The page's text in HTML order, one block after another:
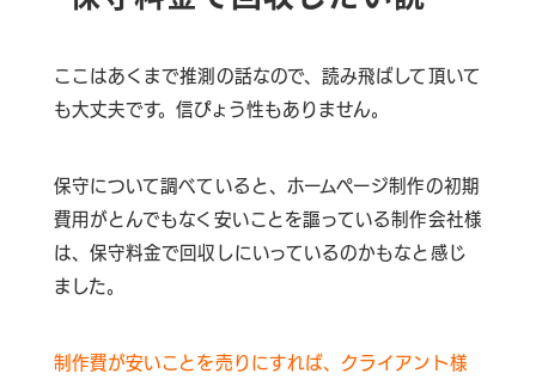
ここはあくまで推測の話なので、読み飛ばして頂いて
も大丈夫です。信ぴょう性もありません。
保守について調べていると、ホームページ制作の初期
費用がとんでもなく安いことを謳っている制作会社様
は、保守料金で回収しにいっているのかもなと感じ
ました。
制作費が安いことを売りにすれば、クライアント様